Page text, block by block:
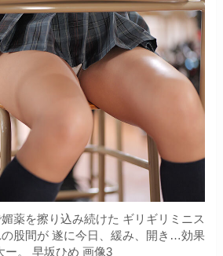
薬を擦り込み続けた ギリギリミニス
股間が 遂に今日、緩み、開き…効果
ー。 早坂ひめ 画像3